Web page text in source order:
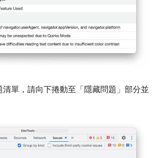
單，請向下捲動至「隱藏問題」 部分並